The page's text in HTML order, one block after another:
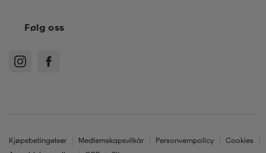
Følg oss
Kjøpsbetingelser Medlemskapsvilkår Personvernpolicy
Cookies